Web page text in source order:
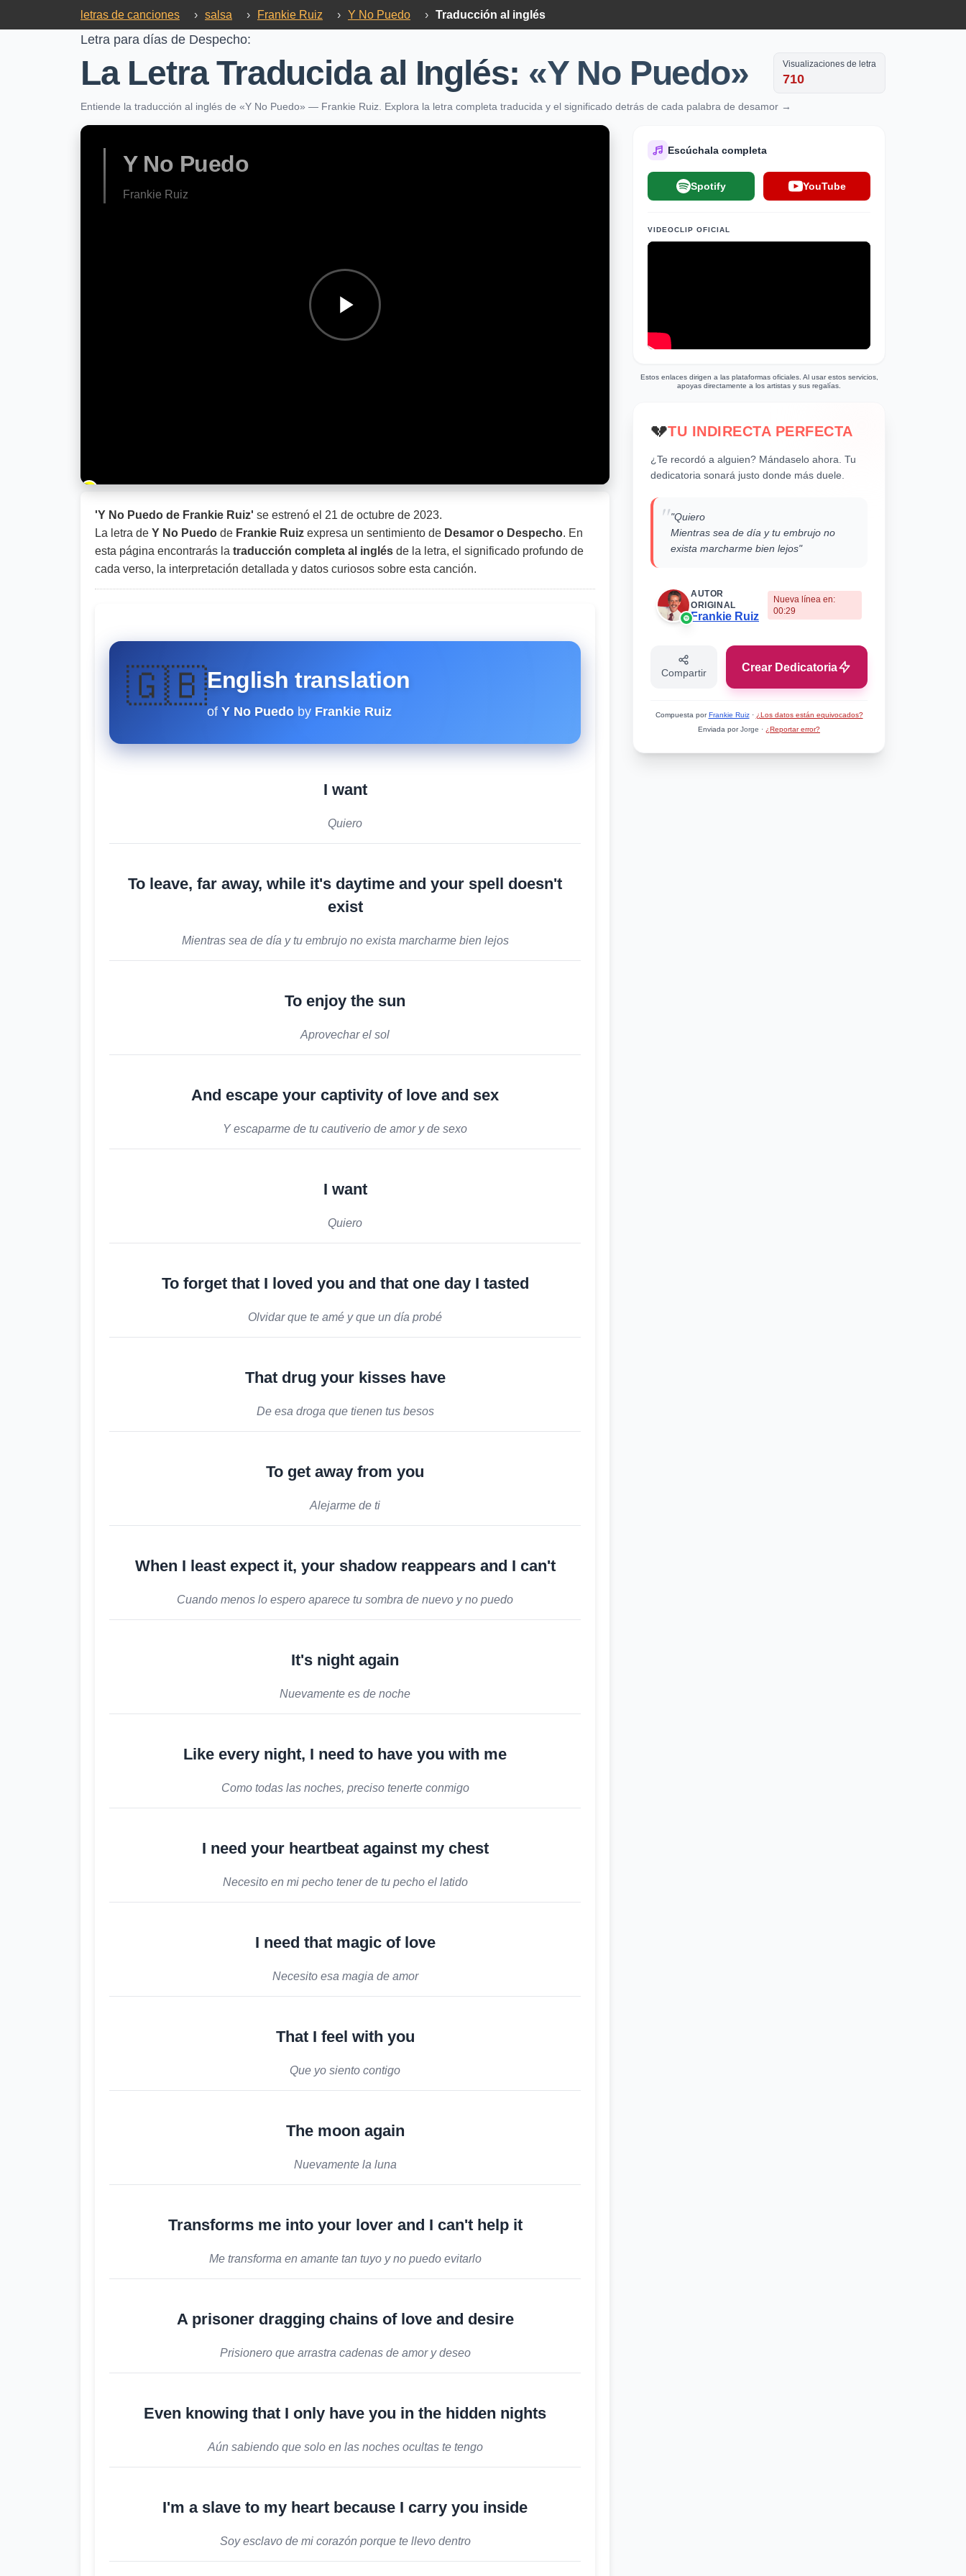
letras de canciones › salsa › Frankie Ruiz › Y No Puedo › Traducción al inglés
Letra para días de Despecho:
La Letra Traducida al Inglés: «Y No Puedo» Visualizaciones de letra
710
Entiende la traducción al inglés de «Y No Puedo» — Frankie Ruiz. Explora la letra completa traducida y el significado detrás de cada palabra de desamor →
Y No Puedo
Frankie Ruiz
Barra de progreso de la reproducción
'Y No Puedo de Frankie Ruiz' se estrenó el 21 de octubre de 2023.
La letra de Y No Puedo de Frankie Ruiz expresa un sentimiento de Desamor o Despecho. En
esta página encontrarás la traducción completa al inglés de la letra, el significado profundo de
cada verso, la interpretación detallada y datos curiosos sobre esta canción.
🇬🇧English translation
of Y No Puedo by Frankie Ruiz
I want
Quiero
To leave, far away, while it's daytime and your spell doesn't
exist
Mientras sea de día y tu embrujo no exista marcharme bien lejos
To enjoy the sun
Aprovechar el sol
And escape your captivity of love and sex
Y escaparme de tu cautiverio de amor y de sexo
I want
Quiero
To forget that I loved you and that one day I tasted
Olvidar que te amé y que un día probé
That drug your kisses have
De esa droga que tienen tus besos
To get away from you
Alejarme de ti
When I least expect it, your shadow reappears and I can't
Cuando menos lo espero aparece tu sombra de nuevo y no puedo
It's night again
Nuevamente es de noche
Like every night, I need to have you with me
Como todas las noches, preciso tenerte conmigo
I need your heartbeat against my chest
Necesito en mi pecho tener de tu pecho el latido
I need that magic of love
Necesito esa magia de amor
That I feel with you
Que yo siento contigo
The moon again
Nuevamente la luna
Transforms me into your lover and I can't help it
Me transforma en amante tan tuyo y no puedo evitarlo
A prisoner dragging chains of love and desire
Prisionero que arrastra cadenas de amor y deseo
Even knowing that I only have you in the hidden nights
Aún sabiendo que solo en las noches ocultas te tengo
I'm a slave to my heart because I carry you inside
Soy esclavo de mi corazón porque te llevo dentro
Escúchala completa
Spotify YouTube
VIDEOCLIP OFICIAL
Estos enlaces dirigen a las plataformas oficiales. Al usar estos servicios,
apoyas directamente a los artistas y sus regalías.
💔TU INDIRECTA PERFECTA
¿Te recordó a alguien? Mándaselo ahora. Tu
dedicatoria sonará justo donde más duele.
""Quiero
Mientras sea de día y tu embrujo no
exista marcharme bien lejos"
AUTOR
ORIGINAL
Frankie Ruiz
Nueva línea en:
00:29
Compartir Crear Dedicatoria
Compuesta porFrankie Ruiz· ¿Los datos están equivocados?
Enviada porJorge · ¿Reportar error?